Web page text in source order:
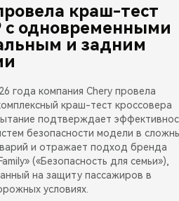
краш-тест
с одновременными
и задним
года компания Chery провела
краш-тест кроссовера
подтверждает
безопасности модели в
и отражает подход бренда
(«Безопасность для семьи»),
на защиту пассажиров в
условиях.